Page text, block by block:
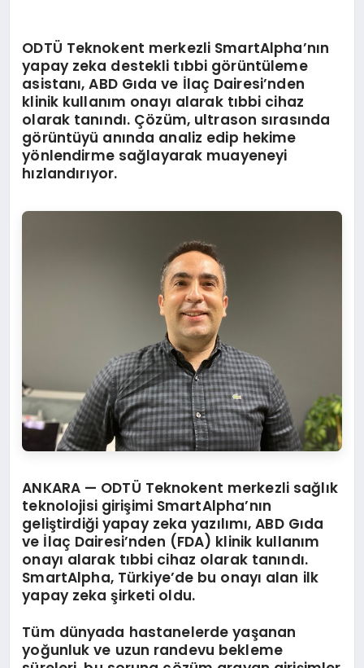
ODTÜ Teknokent merkezli SmartAlpha’nın
yapay zeka destekli tıbbi görüntüleme
asistanı, ABD Gıda ve İlaç Dairesi’nden
klinik kullanım onayı alarak tıbbi cihaz
olarak tanındı. Çözüm, ultrason sırasında
görüntüyü anında analiz edip hekime
yönlendirme sağlayarak muayeneyi
hızlandırıyor.
ANKARA — ODTÜ Teknokent merkezli sağlık
teknolojisi girişimi SmartAlpha’nın
geliştirdiği yapay zeka yazılımı, ABD Gıda
ve İlaç Dairesi’nden (FDA) klinik kullanım
onayı alarak tıbbi cihaz olarak tanındı.
SmartAlpha, Türkiye’de bu onayı alan ilk
yapay zeka şirketi oldu.
Tüm dünyada hastanelerde yaşanan
yoğunluk ve uzun randevu bekleme